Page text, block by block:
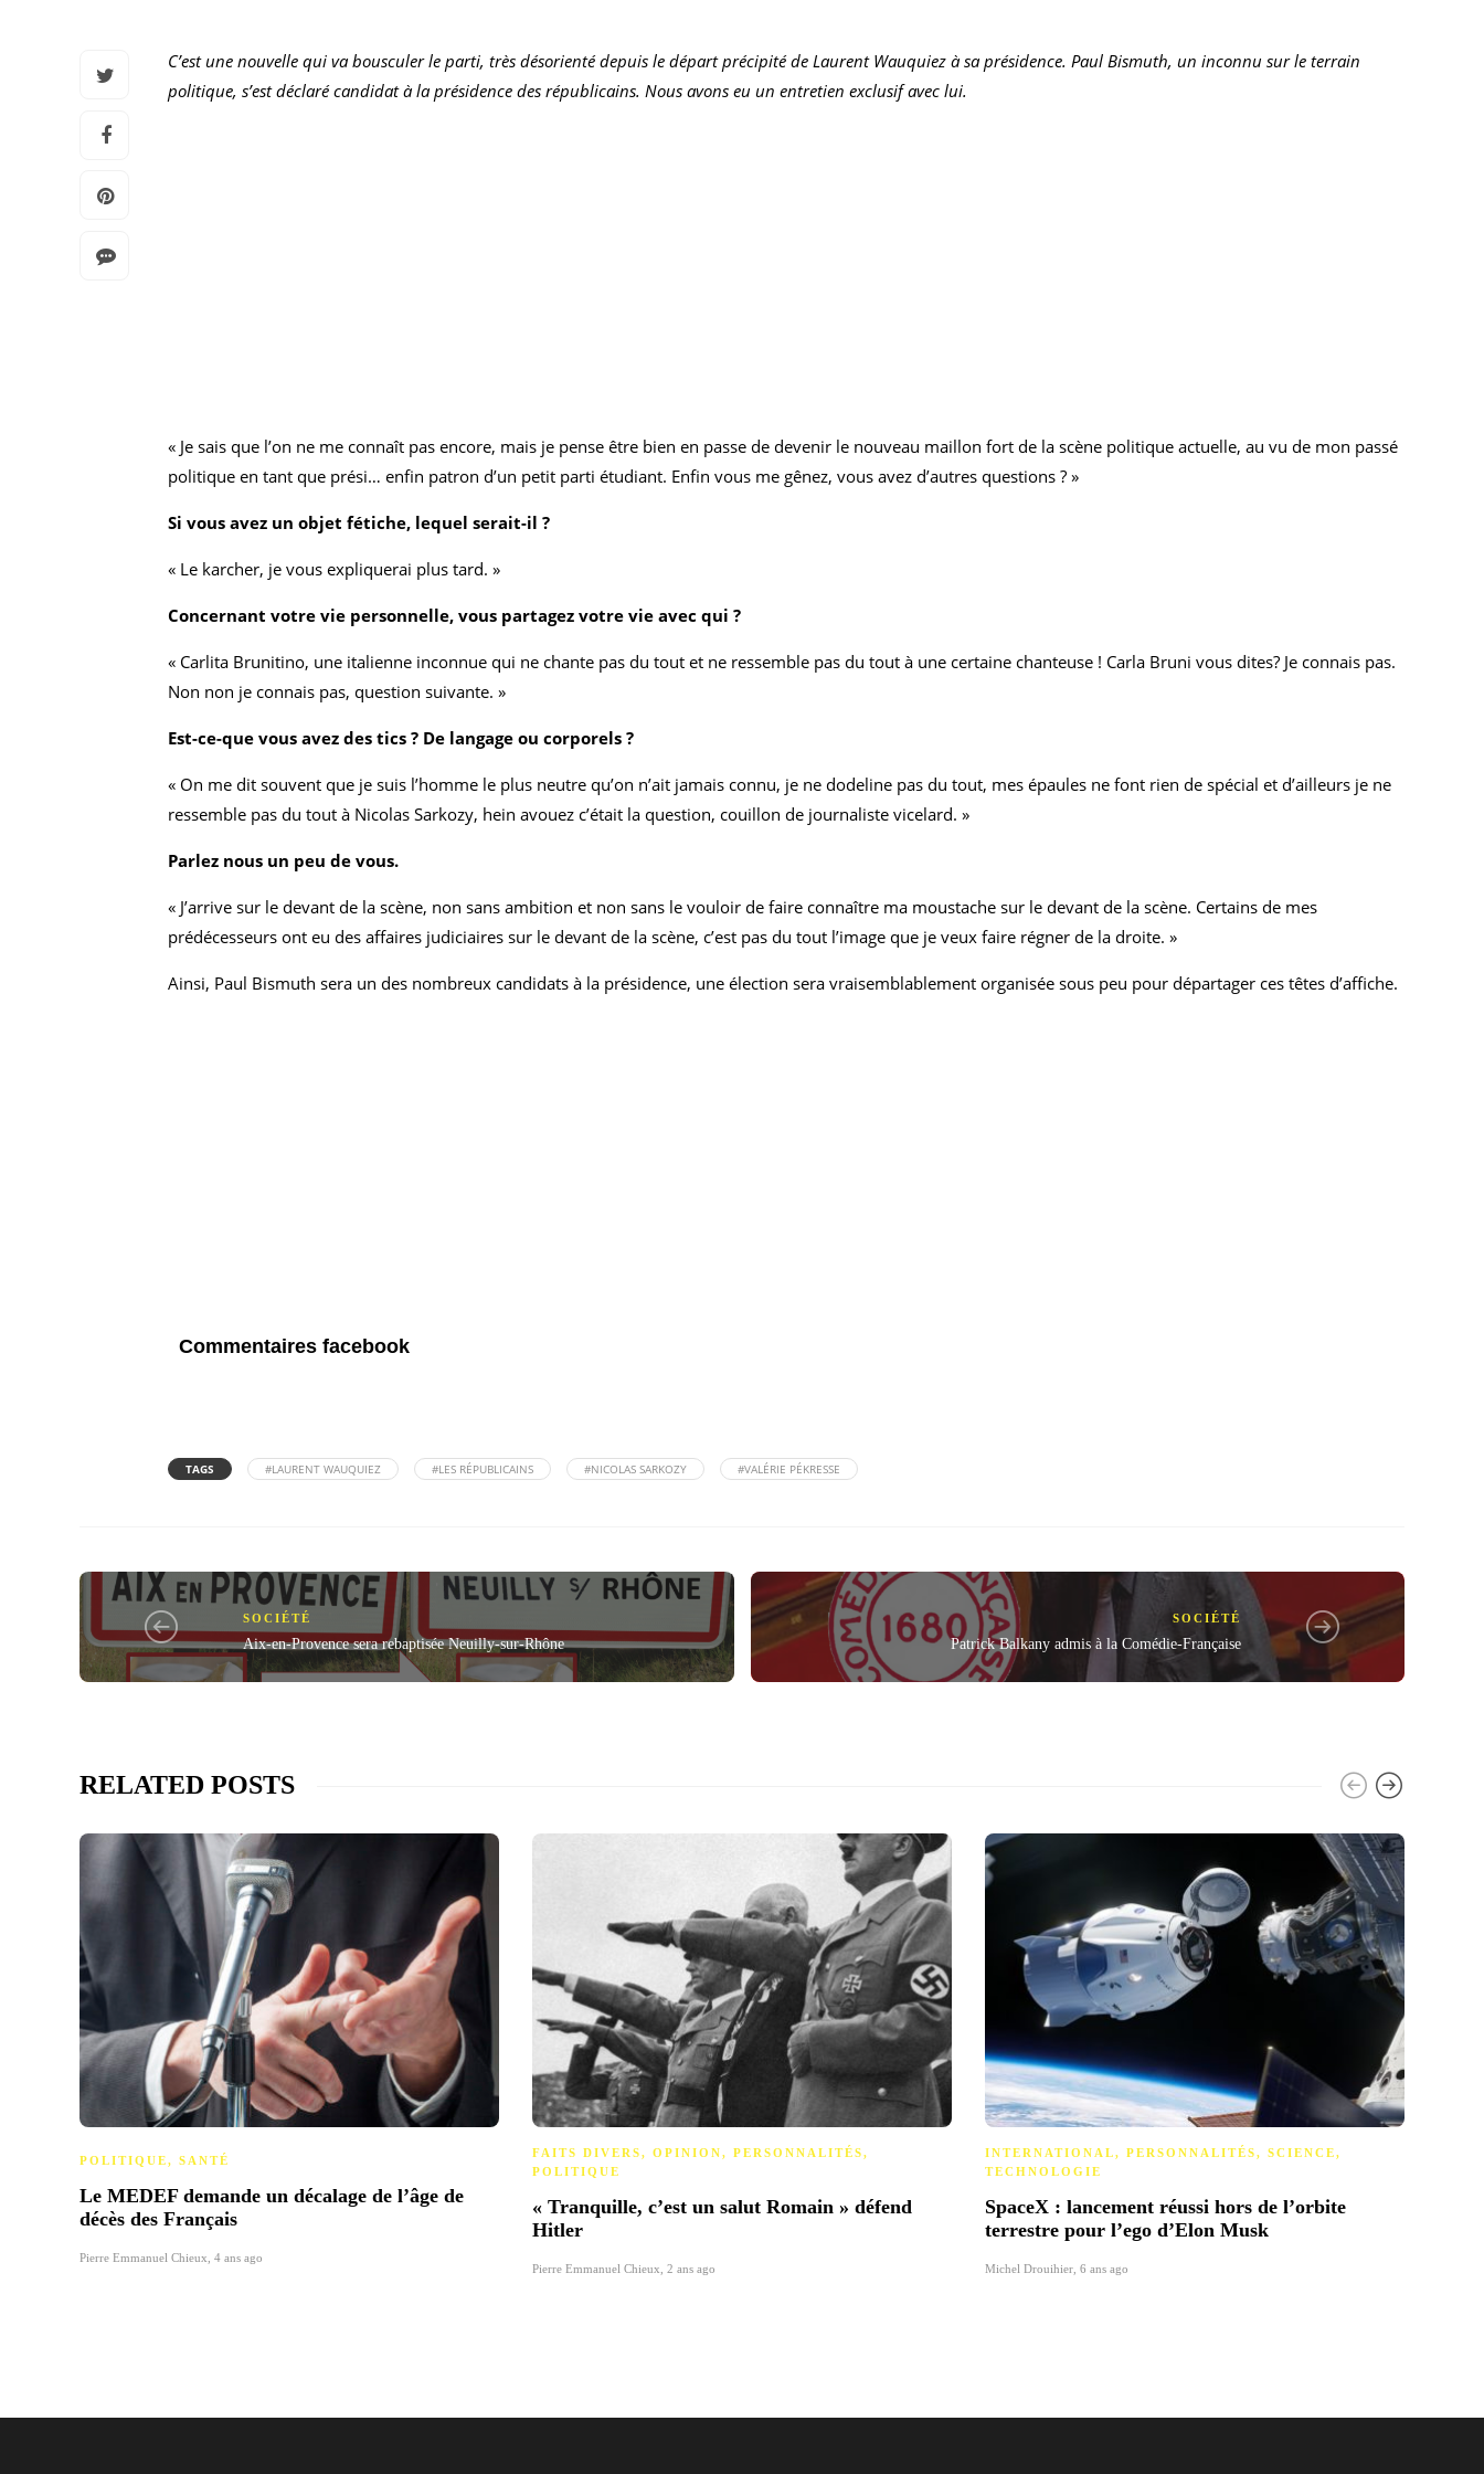
C’est une nouvelle qui va bousculer le parti, très désorienté depuis le départ précipité de Laurent Wauquiez à sa présidence. Paul Bismuth, un inconnu sur le terrain
politique, s’est déclaré candidat à la présidence des républicains. Nous avons eu un entretien exclusif avec lui.
« Je sais que l’on ne me connaît pas encore, mais je pense être bien en passe de devenir le nouveau maillon fort de la scène politique actuelle, au vu de mon passé
politique en tant que prési… enfin patron d’un petit parti étudiant. Enfin vous me gênez, vous avez d’autres questions ? »
Si vous avez un objet fétiche, lequel serait-il ?
« Le karcher, je vous expliquerai plus tard. »
Concernant votre vie personnelle, vous partagez votre vie avec qui ?
« Carlita Brunitino, une italienne inconnue qui ne chante pas du tout et ne ressemble pas du tout à une certaine chanteuse ! Carla Bruni vous dites? Je connais pas.
Non non je connais pas, question suivante. »
Est-ce-que vous avez des tics ? De langage ou corporels ?
« On me dit souvent que je suis l’homme le plus neutre qu’on n’ait jamais connu, je ne dodeline pas du tout, mes épaules ne font rien de spécial et d’ailleurs je ne
ressemble pas du tout à Nicolas Sarkozy, hein avouez c’était la question, couillon de journaliste vicelard. »
Parlez nous un peu de vous.
« J’arrive sur le devant de la scène, non sans ambition et non sans le vouloir de faire connaître ma moustache sur le devant de la scène. Certains de mes
prédécesseurs ont eu des affaires judiciaires sur le devant de la scène, c’est pas du tout l’image que je veux faire régner de la droite. »
Ainsi, Paul Bismuth sera un des nombreux candidats à la présidence, une élection sera vraisemblablement organisée sous peu pour départager ces têtes d’affiche.
Commentaires facebook
TAGS #LAURENT WAUQUIEZ #LES RÉPUBLICAINS #NICOLAS SARKOZY #VALÉRIE PÉKRESSE
SOCIÉTÉ
Aix-en-Provence sera rebaptisée Neuilly-sur-Rhône
SOCIÉTÉ
Patrick Balkany admis à la Comédie-Française
RELATED POSTS
POLITIQUE, SANTÉ
Le MEDEF demande un décalage de l’âge de
décès des Français
Pierre Emmanuel Chieux 4 ans ago
FAITS DIVERS, OPINION, PERSONNALITÉS,
POLITIQUE
« Tranquille, c’est un salut Romain » défend
Hitler
Pierre Emmanuel Chieux 2 ans ago
INTERNATIONAL, PERSONNALITÉS, SCIENCE,
TECHNOLOGIE
SpaceX : lancement réussi hors de l’orbite
terrestre pour l’ego d’Elon Musk
Michel Drouihier 6 ans ago